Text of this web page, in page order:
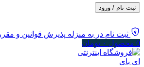
ثبت نام / ورود
ثبت نام در به منزله پذیرش قوانین و
0 محصول ۰ تومان